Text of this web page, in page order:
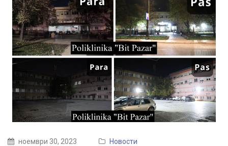
ноември 30, 2023 Новости